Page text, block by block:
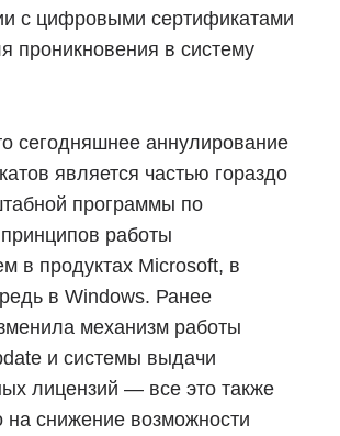
с цифровыми сертификатами
проникновения в систему
сегодняшнее аннулирование
является частью гораздо
программы по
работы
в продуктах Microsoft, в
в Windows. Ранее
механизм работы
и системы выдачи
лицензий — все это также
на снижение возможности